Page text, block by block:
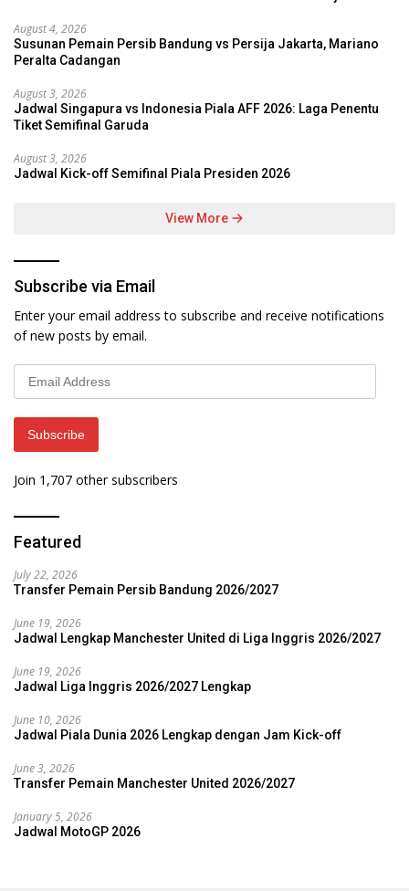
August 4, 2026
Susunan Pemain Persib Bandung vs Persija Jakarta, Mariano
Peralta Cadangan
August 3, 2026
Jadwal Singapura vs Indonesia Piala AFF 2026: Laga Penentu
Tiket Semifinal Garuda
August 3, 2026
Jadwal Kick-off Semifinal Piala Presiden 2026
View More
Subscribe via Email
Enter your email address to subscribe and receive notifications
of new posts by email.
Email
Address
Subscribe
Join 1,707 other subscribers
Featured
July 22, 2026
Transfer Pemain Persib Bandung 2026/2027
June 19, 2026
Jadwal Lengkap Manchester United di Liga Inggris 2026/2027
June 19, 2026
Jadwal Liga Inggris 2026/2027 Lengkap
June 10, 2026
Jadwal Piala Dunia 2026 Lengkap dengan Jam Kick-off
June 3, 2026
Transfer Pemain Manchester United 2026/2027
January 5, 2026
Jadwal MotoGP 2026